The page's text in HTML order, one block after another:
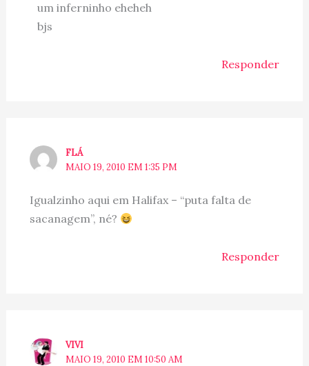
um inferninho eheheh
bjs
Responder
FLÁ
MAIO 19, 2010 EM 1:35 PM
Igualzinho aqui em Halifax – “puta falta de
sacanagem”, né?
Responder
VIVI
MAIO 19, 2010 EM 10:50 AM